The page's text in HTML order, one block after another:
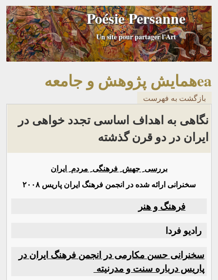
Poésie Persanne
Un site pour partager l'Art
eaهمايش پژوهش و جامعه
بازگشت به فهرست
نگاهی به اهداف اساسی تجدد خواهی در
ایران در دو قرن گذشته
بررسی ِ جهش ِ فرهنگی ِ مردم ِ ایران
سخنرانی ارائه شده در انجمن فرهنگ ایران پاریس ۲۰۰۸
فرهنگ و هنر
راديو فردا
سخنرانی حسن مکارمی در انجمن فرهنگ ایران در
پاریس درباره سنت و مدرنیته